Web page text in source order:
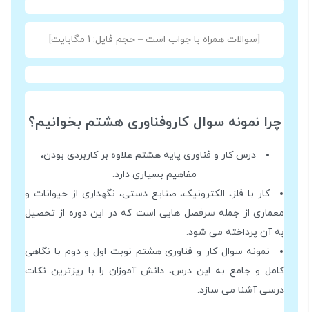
[سوالات همراه با جواب است – حجم فایل: 1 مگابایت]
چرا نمونه سوال کاروفناوری هشتم بخوانیم؟
درس کار و فناوری پایه هشتم علاوه بر کاربردی بودن،
مفاهیم بسیاری دارد.
کار با فلز، الکترونیک، صنایع دستی، نگهداری از حیوانات و
معماری از جمله سرفصل هایی است که در این دوره از تحصیل
به آن پرداخته می شود.
نمونه سوال کار و فناوری هشتم نوبت اول و دوم با نگاهی
کامل و جامع به این درس، دانش آموزان را با ریزترین نکات
درسی آشنا می سازد.